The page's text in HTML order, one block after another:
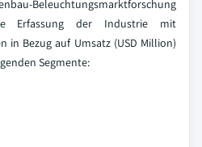
Beleuchtungsmarktforschung
Erfassung der Industrie mit
in Bezug auf Umsatz (USD Million)
Segmente: